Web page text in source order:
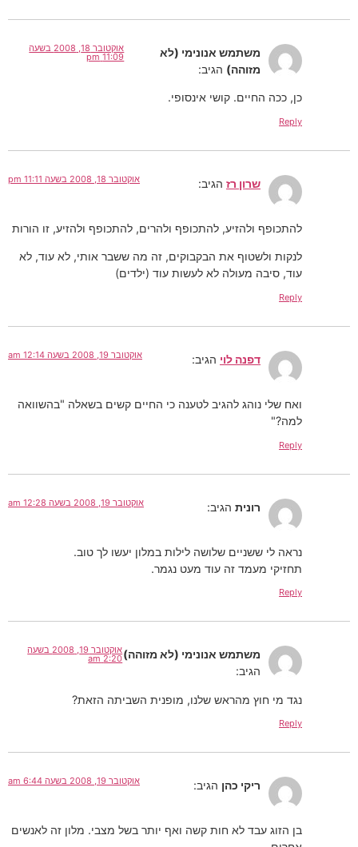
משתמש אנונימי (לא
מזוהה) הגיב:
אוקטובר 18, 2008 בשעה
11:09 pm
כן, ככה החיים. קושי אינסופי.
Reply
שרון רז הגיב: אוקטובר 18, 2008 בשעה 11:11 pm
להתכופף ולהזיע, להתכופף ולהרים, להתכופף ולהזיע, זו הורות
לנקות ולשטוף את הבקבוקים, זה מה ששבר אותי, לא עוד, לא
עוד, סיבה מעולה לא לעשות עוד (ילדים)
Reply
דפנה לוי הגיב: אוקטובר 19, 2008 בשעה 12:14 am
ואח שלי נוהג להגיב לטענה כי החיים קשים בשאלה "בהשוואה
למה?"
Reply
רונית הגיב: אוקטובר 19, 2008 בשעה 12:28 am
נראה לי ששניים שלושה לילות במלון יעשו לך טוב.
תחזיקי מעמד זה עוד מעט נגמר.
Reply
משתמש אנונימי (לא מזוהה)
הגיב:
אוקטובר 19, 2008 בשעה
2:20 am
נגד מי חוץ מהראש שלנו, מופנית השביתה הזאת?
Reply
ריקי כהן הגיב: אוקטובר 19, 2008 בשעה 6:44 am
בן הזוג עבד לא חות קשה ואף יותר בשל מצבי. מלון זה לאנשים